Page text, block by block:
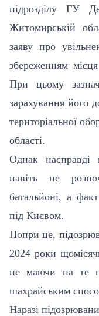
підрозділу ГУ
Житомирській
заяву про
збереженням
При цьому
зарахування його
територіальної
області.
Однак насправді
навіть не
батальйоні, а
під Києвом.
Попри це,
2024 роки
не маючи на те
шахрайським
Наразі